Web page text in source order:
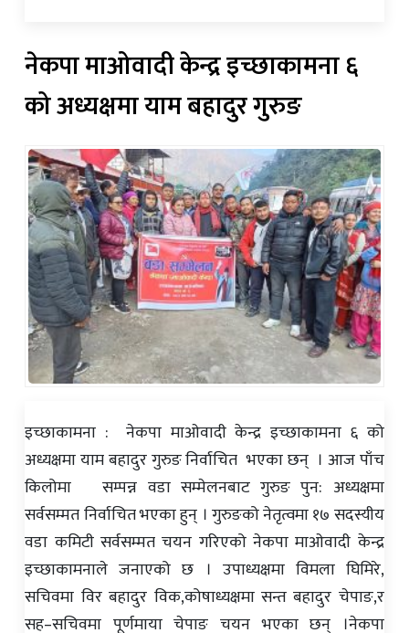
नेकपा माओवादी केन्द्र इच्छाकामना ६
को अध्यक्षमा याम बहादुर गुरुङ
इच्छाकामना : नेकपा माओवादी केन्द्र इच्छाकामना ६ को
अध्यक्षमा याम बहादुर गुरुङ निर्वाचित भएका छन् । आज पाँच
किलोमा सम्पन्न वडा सम्मेलनबाट गुरुङ पुन: अध्यक्षमा
सर्वसम्मत निर्वाचित भएका हुन् । गुरुङको नेतृत्वमा १७ सदस्यीय
वडा कमिटी सर्वसम्मत चयन गरिएको नेकपा माओवादी केन्द्र
इच्छाकामनाले जनाएको छ । उपाध्यक्षमा विमला घिमिरे,
सचिवमा विर बहादुर विक,कोषाध्यक्षमा सन्त बहादुर चेपाङ,र
सह–सचिवमा पूर्णमाया चेपाङ चयन भएका छन् ।नेकपा